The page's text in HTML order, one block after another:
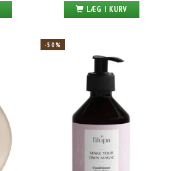
LÆG I KURV
-50%